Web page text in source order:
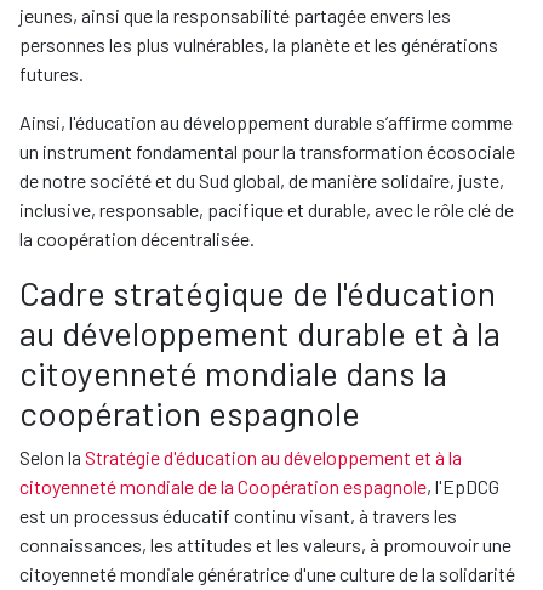
jeunes, ainsi que la responsabilité partagée envers les
personnes les plus vulnérables, la planète et les générations
futures.
Ainsi, l'éducation au développement durable s’affirme comme
un instrument fondamental pour la transformation écosociale
de notre société et du Sud global, de manière solidaire, juste,
inclusive, responsable, pacifique et durable, avec le rôle clé de
la coopération décentralisée.
Cadre stratégique de l'éducation
au développement durable et à la
citoyenneté mondiale dans la
coopération espagnole
Selon la Stratégie d'éducation au développement et à la
citoyenneté mondiale de la Coopération espagnole, l'EpDCG
est un processus éducatif continu visant, à travers les
connaissances, les attitudes et les valeurs, à promouvoir une
citoyenneté mondiale génératrice d'une culture de la solidarité